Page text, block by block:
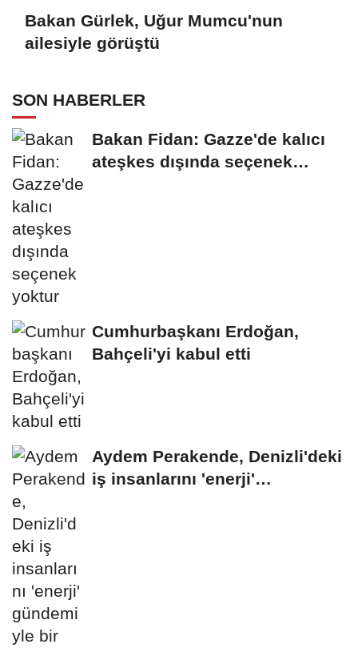
Bakan Gürlek, Uğur Mumcu'nun
ailesiyle görüştü
SON HABERLER
Bakan Fidan: Gazze'de kalıcı
ateşkes dışında seçenek
Cumhurbaşkanı Erdoğan,
Bahçeli'yi kabul etti
Aydem Perakende, Denizli'deki
iş insanlarını 'enerji'